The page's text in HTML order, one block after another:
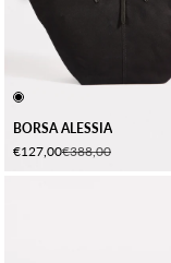
BORSA ALESSIA
Prezzo scontato
€127,00Prezzo
€388,00